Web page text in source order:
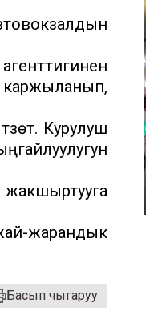
Курулуш
жарандык
Басып чыгаруу